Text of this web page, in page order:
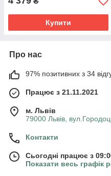
Купити
Про нас
97% позитивних з 34
Працює з 21.11.2021
м. Львів
79000 Львів,
Контакти
Сьогодні працює з
Показати весь графік